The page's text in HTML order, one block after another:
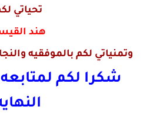
تحياتي
هند
وتمنياتي لكم بالموفقيه
شكرا لكم